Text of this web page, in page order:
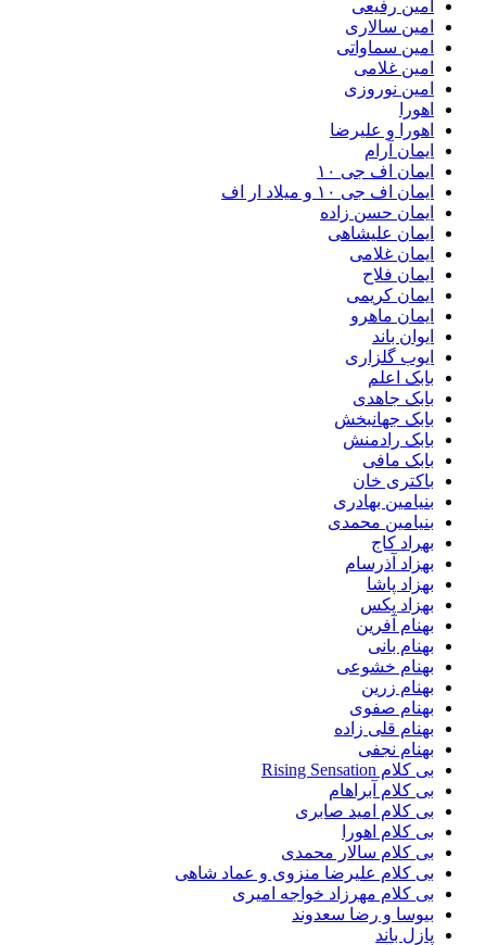
امین رفیعی
امین سالاری
امین سماواتی
امین غلامی
امین نوروزی
اهورا
اهورا و علیرضا
ایمان آرام
ایمان اف جی ۱۰
ایمان اف جی ۱۰ و میلاد ار اف
ایمان حسن زاده
ایمان علیشاهی
ایمان غلامی
ایمان فلاح
ایمان کریمی
ایمان ماهرو
ایوان باند
ایوب گلزاری
بابک اعلم
بابک جاهدی
بابک جهانبخش
بابک رادمنش
بابک مافی
باکتری خان
بنیامین بهادری
بنیامین محمدی
بهراد کاج
بهزاد آذرسام
بهزاد پاشا
بهزاد پکس
بهنام آفرین
بهنام بانی
بهنام خشوعی
بهنام زرین
بهنام صفوی
بهنام قلی زاده
بهنام نجفی
بی کلام Rising Sensation
بی کلام آبراهام
بی کلام امید صابری
بی کلام اهورا
بی کلام سالار محمدی
بی کلام علیرضا منزوی و عماد شاهی
بی کلام مهرزاد خواجه امیری
بیوسا و رضا سعدوند
پازل باند